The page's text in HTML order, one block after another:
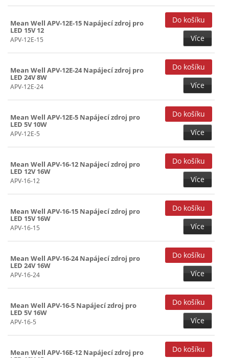
300W (1)
480W (14)
540W (1)
600W (8)
Mean Well APV-12E-15 Napájecí zdroj pro
LED 15V 12
APV-12E-15 Více
Mean Well APV-12E-24 Napájecí zdroj pro
LED 24V 8W
APV-12E-24 Více
Mean Well APV-12E-5 Napájecí zdroj pro
LED 5V 10W
APV-12E-5 Více
Mean Well APV-16-12 Napájecí zdroj pro
LED 12V 16W
APV-16-12 Více
Mean Well APV-16-15 Napájecí zdroj pro
LED 15V 16W
APV-16-15 Více
Mean Well APV-16-24 Napájecí zdroj pro
LED 24V 16W
APV-16-24 Více
Mean Well APV-16-5 Napájecí zdroj pro
LED 5V 16W
APV-16-5 Více
Mean Well APV-16E-12 Napájecí zdroj pro